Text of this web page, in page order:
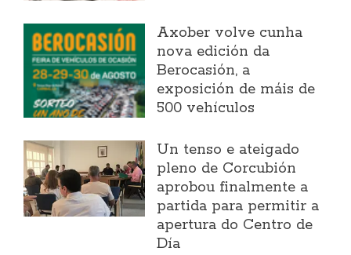
Axober volve cunha
nova edición da
Berocasión, a
exposición de máis de
500 vehículos
Un tenso e ateigado
pleno de Corcubión
aprobou finalmente a
partida para permitir a
apertura do Centro de
Día